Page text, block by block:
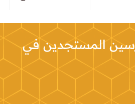
المستجدين في